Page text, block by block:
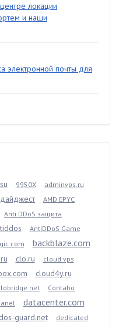
локации
и наши
электронной почты для
9950X
adminvps.ru
AMD EPYC
Anti DDoS защита
AntiDDoS Game
backblaze.com
clo.ru cloud vps
cloud4y.ru
Contabo
datacenter.com
guard.net
dedicated